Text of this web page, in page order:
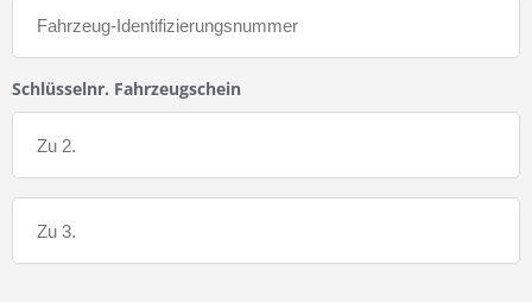
Schlüsselnr. Fahrzeugschein